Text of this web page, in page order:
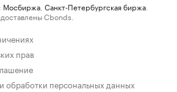
Мосбиржа Санкт-Петербургская биржа
Cbonds.
прав
обработки персональных данных